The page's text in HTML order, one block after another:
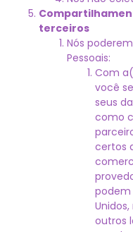
terceiros
Nós
Pessoais:
Com
você
seus
como
certos
podem
outros